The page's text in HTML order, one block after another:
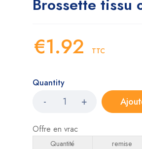
Brossette tissu
€1.92 TTC
Quantity
Offre en vrac
Quantité remise